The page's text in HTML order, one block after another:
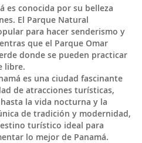
es conocida por su belleza
El Parque Natural
para hacer senderismo y
que el Parque Omar
donde se pueden practicar
libre.
es una ciudad fascinante
de atracciones turísticas,
la vida nocturna y la
de tradición y modernidad,
turístico ideal para
lo mejor de Panamá.